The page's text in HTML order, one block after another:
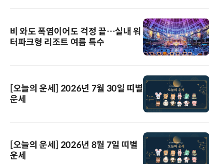
비 와도 폭염이어도 걱정 끝…실내 워
터파크형 리조트 여름 특수
[오늘의 운세] 2026년 7월 30일 띠별
운세
[오늘의 운세] 2026년 8월 7일 띠별
운세